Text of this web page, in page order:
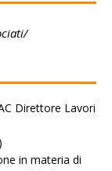
Direttore Lavori
in materia di